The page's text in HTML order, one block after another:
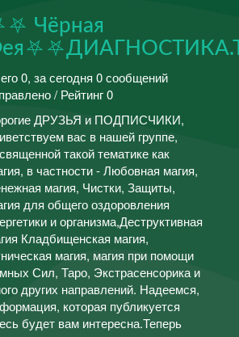
Чёрная
0, за сегодня 0 сообщений
/ Рейтинг 0
ДРУЗЬЯ и ПОДПИСЧИКИ,
вас в нашей группе,
такой тематике как
в частности - Любовная магия,
магия, Чистки, Защиты,
для общего оздоровления
и организма,Деструктивная
Кладбищенская магия,
магия, магия при помощи
Сил, Таро, Экстрасенсорика и
других направлений. Надеемся,
которая публикуется
будет вам интересна.Теперь